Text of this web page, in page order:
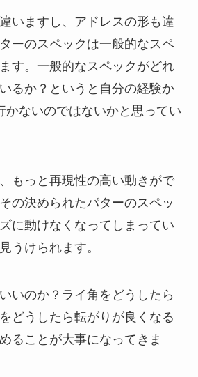
いますし、アドレスの形も違
ーのスペックは一般的なスペ
す。一般的なスペックがどれ
るか？というと自分の経験か
かないのではないかと思ってい
もっと再現性の高い動きがで
の決められたパターのスペッ
に動けなくなってしまってい
うけられます。
いのか？ライ角をどうしたら
どうしたら転がりが良くなる
ることが大事になってきま